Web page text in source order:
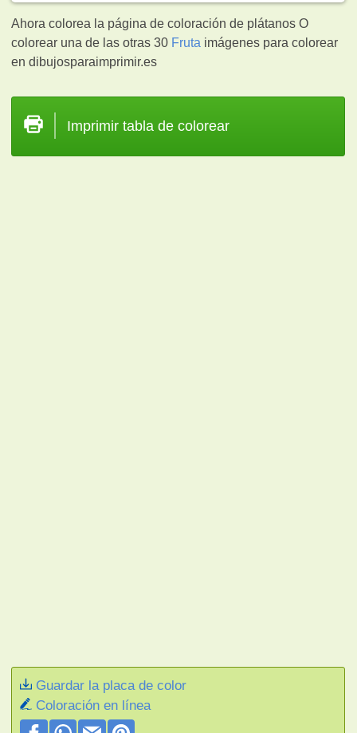
Ahora colorea la página de coloración de plátanos O
colorear una de las otras 30 Fruta imágenes para colorear
en dibujosparaimprimir.es
Imprimir tabla de colorear
Guardar la placa de color
Coloración en línea